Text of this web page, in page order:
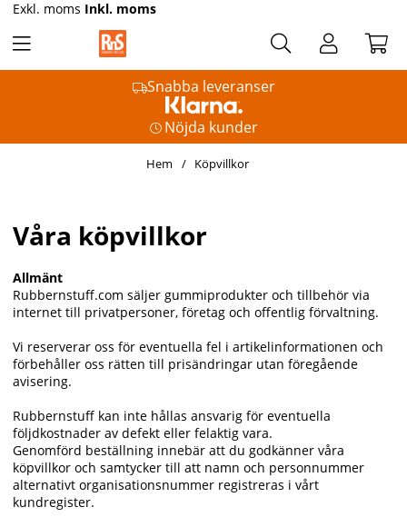
Snabba leveranser
Nöjda kunder
Exkl. moms Inkl. moms
Hem Köpvillkor
Våra köpvillkor
Allmänt
Rubbernstuff.com säljer gummiprodukter och tillbehör via
internet till privatpersoner, företag och offentlig förvaltning.
Vi reserverar oss för eventuella fel i artikelinformationen och
förbehåller oss rätten till prisändringar utan föregående
avisering.
Rubbernstuff kan inte hållas ansvarig för eventuella
följdkostnader av defekt eller felaktig vara.
Genomförd beställning innebär att du godkänner våra
köpvillkor och samtycker till att namn och personnummer
alternativt organisationsnummer registreras i vårt
kundregister.